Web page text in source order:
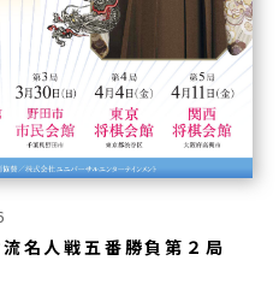
名人戦五番勝負第２局